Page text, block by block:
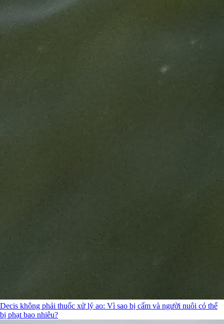
Decis không phải thuốc xử lý ao: Vì sao bị cấm và người nuôi có thể
bị phạt bao nhiêu?